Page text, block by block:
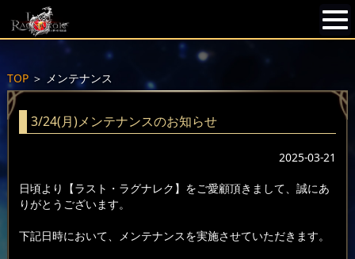
TOP＞ メンテナンス
3/24(月)メンテナンスのお知らせ
2025-03-21
日頃より【ラスト・ラグナレク】をご愛顧頂きまして、誠にあ
りがとうございます。
下記日時において、メンテナンスを実施させていただきます。